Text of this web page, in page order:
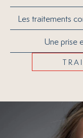
Les traitements
Une prise